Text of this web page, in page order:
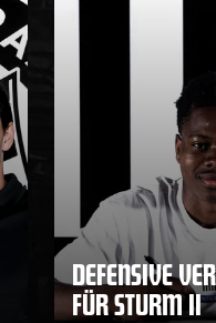
DEFENSIVE
FÜR STURM II